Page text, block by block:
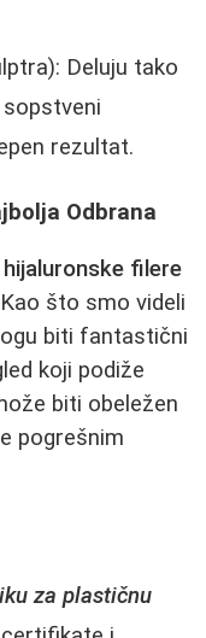
Deluju tako
rezultat.
Odbrana
hijaluronske filere
što smo videli
biti fantastični
koji podiže
biti obeležen
pogrešnim
za plastičnu